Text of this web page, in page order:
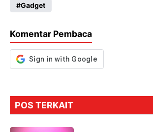
b
o
k
ts
p
p
m
g
er
Gadget
Komentar Pembaca
POS TERKAIT